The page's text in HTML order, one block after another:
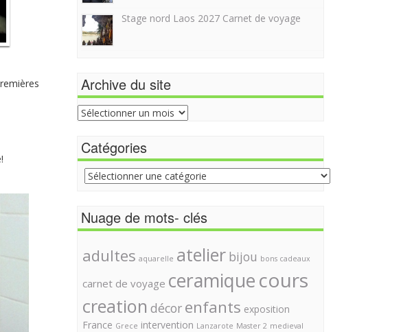
Stage nord Laos 2027 Carnet de voyage
Archive du site
Archive
du
Catégories
Catégories
Nuage de mots- clés
adultes aquarelle atelier bijou bons cadeaux
carnet de voyage ceramiquecours
creation décor enfants exposition
France Grece intervention Lanzarote Master 2 medieval